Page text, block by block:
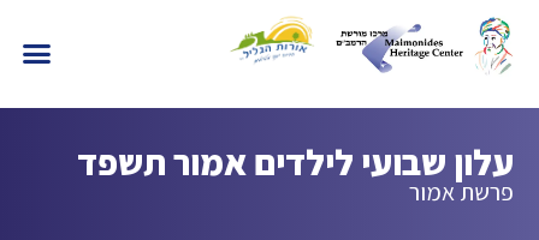
עלון שבועי לילדים אמור תשפד
פרשת אמור